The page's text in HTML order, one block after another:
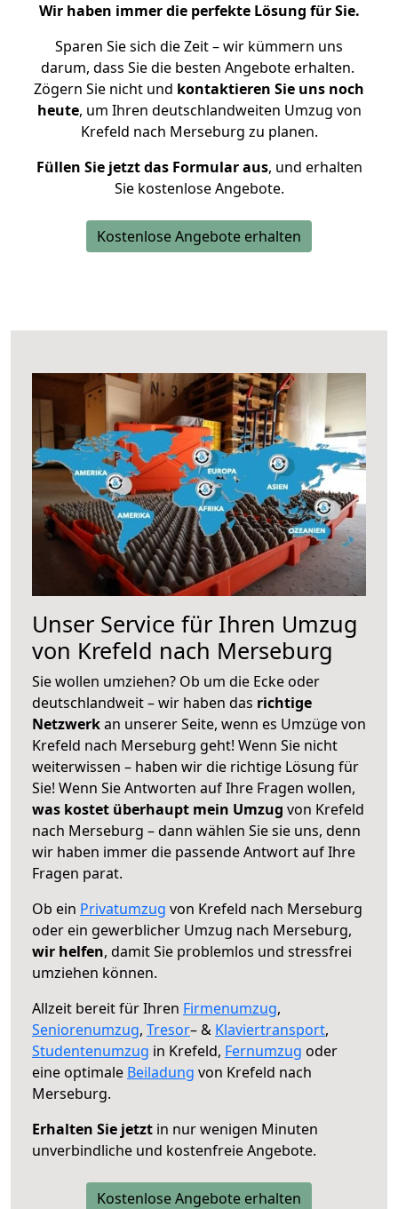
Wir haben immer die perfekte Lösung für Sie.
Sparen Sie sich die Zeit – wir kümmern uns
darum, dass Sie die besten Angebote erhalten.
Zögern Sie nicht und kontaktieren Sie uns noch
heute, um Ihren deutschlandweiten Umzug von
Krefeld nach Merseburg zu planen.
Füllen Sie jetzt das Formular aus, und erhalten
Sie kostenlose Angebote.
Kostenlose Angebote erhalten
Unser Service für Ihren Umzug
von Krefeld nach Merseburg
Sie wollen umziehen? Ob um die Ecke oder
deutschlandweit – wir haben das richtige
Netzwerkan unserer Seite, wenn es Umzüge von
Krefeld nach Merseburg geht! Wenn Sie nicht
weiterwissen – haben wir die richtige Lösung für
Sie! Wenn Sie Antworten auf Ihre Fragen wollen,
was kostet überhaupt mein Umzug von Krefeld
nach Merseburg – dann wählen Sie sie uns, denn
wir haben immer die passende Antwort auf Ihre
Fragen parat.
Ob ein Privatumzug von Krefeld nach Merseburg
oder ein gewerblicher Umzug nach Merseburg,
wir helfen, damit Sie problemlos und stressfrei
umziehen können.
Allzeit bereit für Ihren Firmenumzug,
Seniorenumzug, Tresor– & Klaviertransport,
Studentenumzug in Krefeld, Fernumzug oder
eine optimale Beiladung von Krefeld nach
Merseburg.
Erhalten Sie jetzt in nur wenigen Minuten
unverbindliche und kostenfreie Angebote.
Kostenlose Angebote erhalten